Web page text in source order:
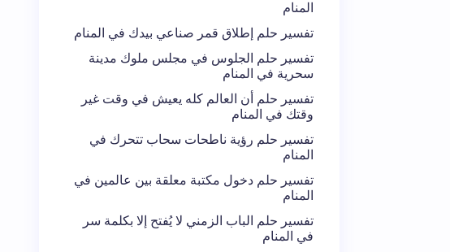
المنام
تفسير حلم إطلاق قمر صناعي بيدك في المنام
تفسير حلم الجلوس في مجلس ملوك مدينة
سحرية في المنام
تفسير حلم أن العالم كله يعيش في وقت غير
وقتك في المنام
تفسير حلم رؤية ناطحات سحاب تتحرك في
المنام
تفسير حلم دخول مكتبة معلقة بين عالمين في
المنام
تفسير حلم الباب الزمني لا يُفتح إلا بكلمة سر
في المنام